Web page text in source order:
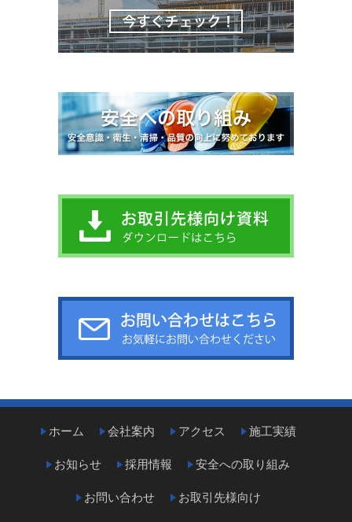
ホーム 会社案内 アクセス 施工実績
お知らせ 採用情報 安全への取り組み
お問い合わせ お取引先様向け